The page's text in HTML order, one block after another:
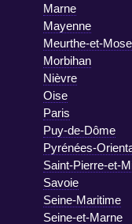
Marne
Mayenne
Meurthe-et-
Morbihan
Nièvre
Oise
Paris
Puy-de-Dôme
Pyrénées-
Saint-Pierre-et-
Savoie
Seine-Maritime
Seine-et-Marne